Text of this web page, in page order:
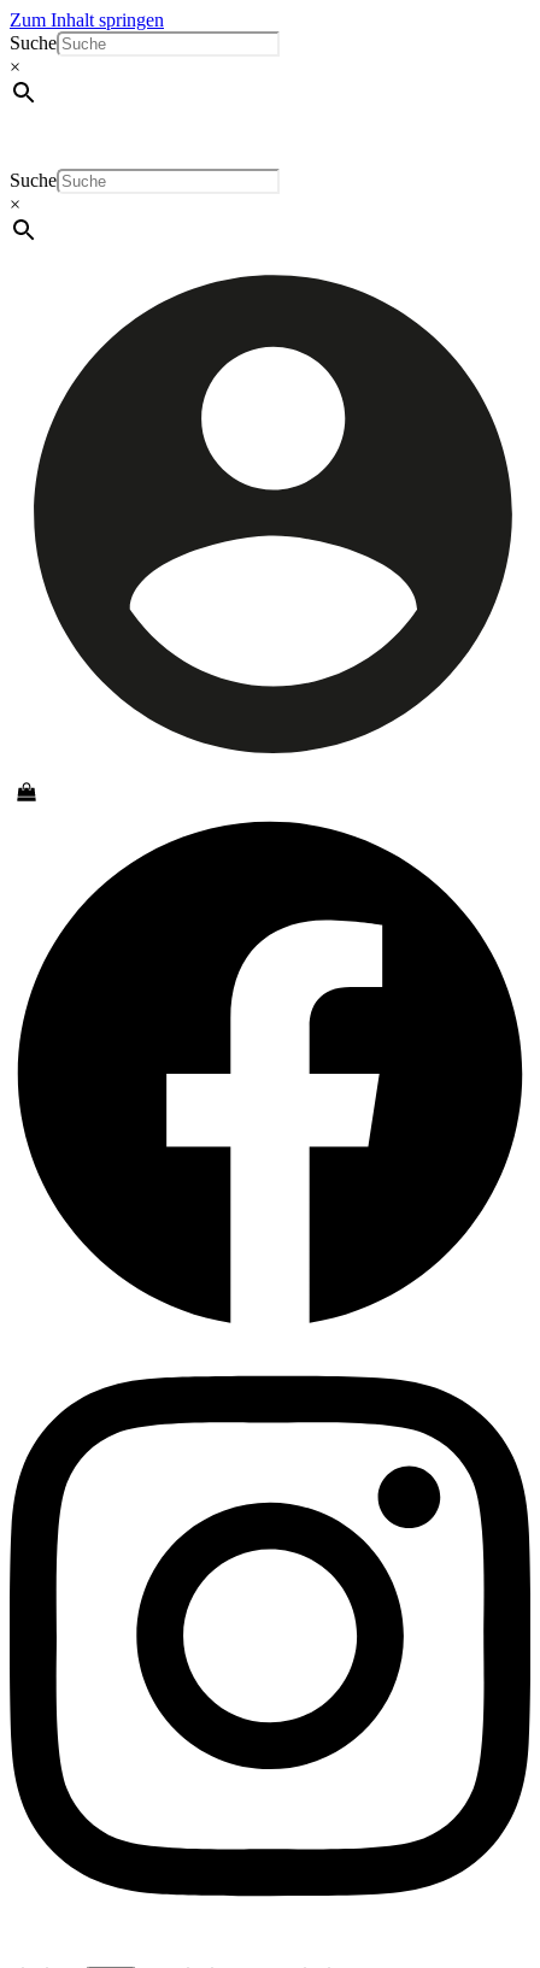
Zum Inhalt springen
Suche
×
Suche
×